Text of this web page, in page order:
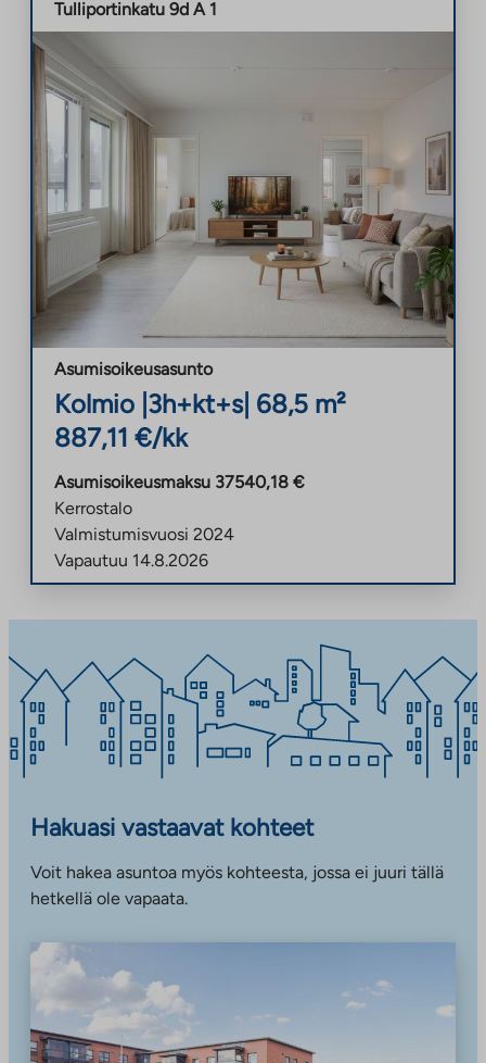
Tulliportinkatu 9d A 1
Asumisoikeusasunto
Kolmio 3h+kt+s| 68,5 m²
887,11 €/kk
Asumisoikeusmaksu 37540,18 €
Kerrostalo
Valmistumisvuosi 2024
Vapautuu 14.8.2026
Hakuasi vastaavat kohteet
Voit hakea asuntoa myös kohteesta, jossa ei juuri tällä
hetkellä ole vapaata.